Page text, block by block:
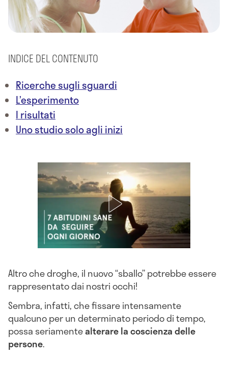
INDICE DEL CONTENUTO
Ricerche sugli sguardi
L’esperimento
I risultati
Uno studio solo agli inizi
Altro che droghe, il nuovo “sballo” potrebbe essere
rappresentato dai nostri occhi!
Sembra, infatti, che fissare intensamente
qualcuno per un determinato periodo di tempo,
possa seriamentealterare la coscienza delle
persone.